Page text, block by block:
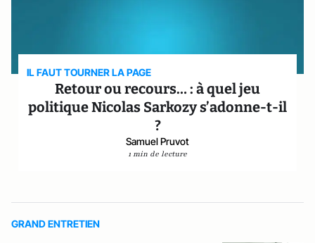
IL FAUT TOURNER LA PAGE
Retour ou recours… : à quel jeu
politique Nicolas Sarkozy s’adonne-t-il
?
Samuel Pruvot
1 min de lecture
GRAND ENTRETIEN